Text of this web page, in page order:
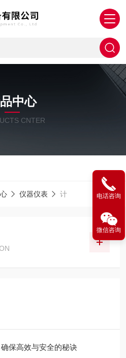
中心
CNTER
仪器仪表 计
保高效与安全的秘诀
电话咨询
微信咨询